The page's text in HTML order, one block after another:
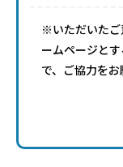
※いただいたご
ームページと
で、ご協力をお